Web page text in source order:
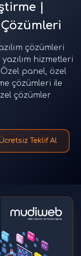
|
Çözümleri
çözümleri
hizmetleri
panel, özel
çözümleri ile
çözümler
Teklif Al